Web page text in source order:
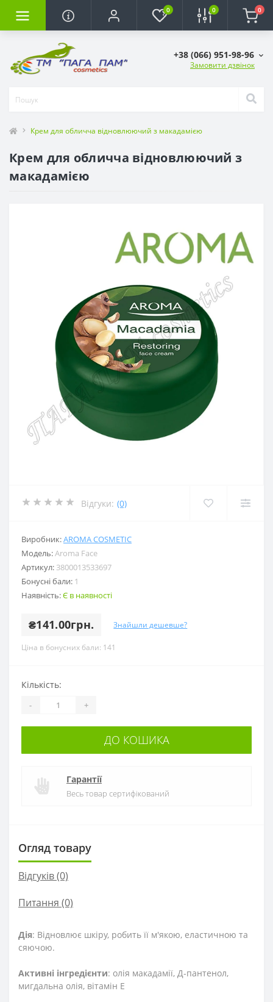
0 0 0
+38 (066) 951-98-96
Замовити дзвінок
Крем для обличча відновлюючий з макадамією
Крем для обличча відновлюючий з
макадамією
Відгуки: (0)
Виробник:AROMA COSMETIC
Модель:Aroma Face
Артикул: 3800013533697
Бонусні бали: 1
Наявність:Є в наявності
₴141.00грн. Знайшли дешевше?
Ціна в бонусних бали: 141
Кількість:
- +
ДО КОШИКА
Гарантії
Весь товар сертифікований
Огляд товару
Відгуків (0)
Питання (0)
Дія: Відновлює шкіру, робить її м'якою, еластичною та
сяючою.
Активні інгредієнти: олія макадамії, Д-пантенол,
мигдальна олія, вітамін Е